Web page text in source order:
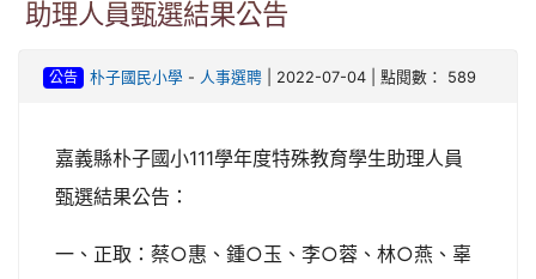
助理人員甄選結果公告
公告 朴子國民小學- 人事選聘| 2022-07-04 | 點閱數： 589
嘉義縣朴子國小111學年度特殊教育學生助理人員
甄選結果公告：
一、正取：蔡○惠、鍾○玉、李○蓉、林○燕、辜